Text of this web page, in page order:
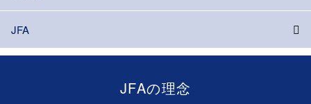
JFA
JFAの理念